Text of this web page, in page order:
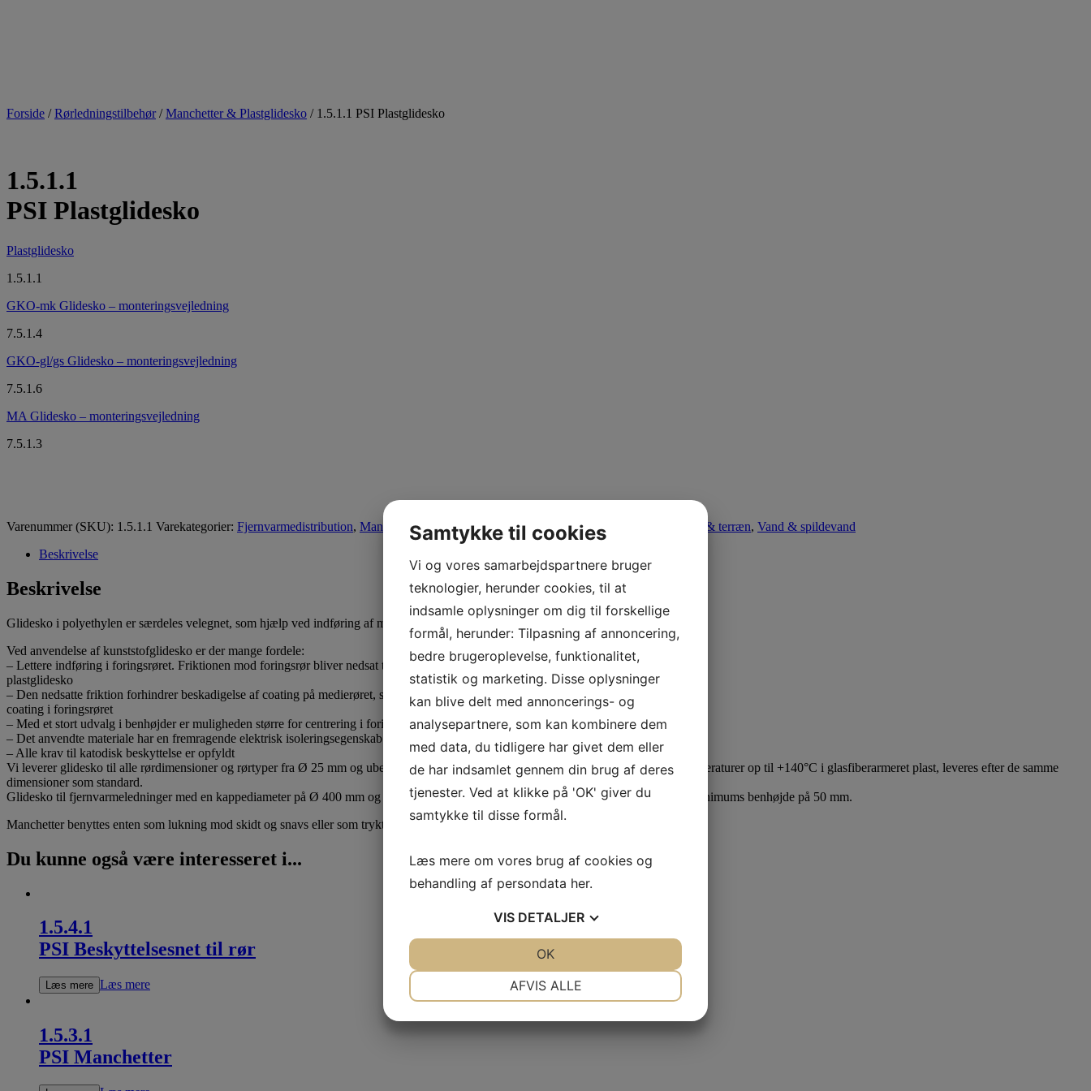
Forside /Rørledningstilbehør/Manchetter & Plastglidesko / 1.5.1.1 PSI Plastglidesko
1.5.1.1
PSI Plastglidesko
Plastglidesko
1.5.1.1
GKO-mk Glidesko – monteringsvejledning​
7.5.1.4
GKO-gl/gs Glidesko – monteringsvejledning​
7.5.1.6
MA Glidesko – monteringsvejledning​
7.5.1.3
Varenummer (SKU): 1.5.1.1 Varekategorier: Fjernvarmedistribution, Manchetter & Plastglidesko On/Offshore olie/gas Rør i bygninger & terræn, Vand & spildevand
Beskrivelse
Beskrivelse
Glidesko i polyethylen er særdeles velegnet, som hjælp ved indføring af medierør i foringsrør.
Ved anvendelse af kunststofglidesko er der mange fordele:
– Lettere indføring i foringsrøret. Friktionen mod foringsrør bliver nedsat til et minimum ved brug af
plastglidesko
– Den nedsatte friktion forhindrer beskadigelse af coating på medierøret, samt eventuel indvendig
coating i foringsrøret
– Med et stort udvalg i benhøjder er muligheden større for centrering i foringsrøret
– Det anvendte materiale har en fremragende elektrisk isoleringsegenskab
– Alle krav til katodisk beskyttelse er opfyldt
Vi leverer glidesko til alle rørdimensioner og rørtyper fra Ø 25 mm og ubegrænset opefter og med benhøjder fra 16 mm til 175 mm, temperaturer op til +140°C i glasfiberarmeret plast, leveres efter de samme
dimensioner som standard.
Glidesko til fjernvarmeledninger med en kappediameter på Ø 400 mm og derover anbefaler vi udført i stål. Produceres til projekt med minimums benhøjde på 50 mm.
Manchetter benyttes enten som lukning mod skidt og snavs eller som tryktæt lukning mellem medierør og foringsrør. Fås i flere udgaver.
Du kunne også være interesseret i...
1.5.4.1
PSI Beskyttelsesnet til rør
Læs mere Læs mere
1.5.3.1
PSI Manchetter
Samtykke til cookies
Vi og vores samarbejdspartnere bruger
teknologier, herunder cookies, til at
indsamle oplysninger om dig til forskellige
formål, herunder: Tilpasning af annoncering,
bedre brugeroplevelse, funktionalitet,
statistik og marketing. Disse oplysninger
kan blive delt med annoncerings- og
analysepartnere, som kan kombinere dem
med data, du tidligere har givet dem eller
de har indsamlet gennem din brug af deres
tjenester. Ved at klikke på 'OK' giver du
samtykke til disse formål.
Læs mere om vores brug af cookies og
behandling af persondata her.
VIS DETALJER
AFVIS ALLE
OK